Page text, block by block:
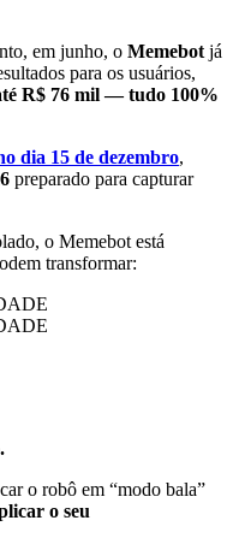
em junho, o Memebot já
para os usuários,
R$ 76 mil — tudo 100%
dia 15 de dezembro,
preparado para capturar
o Memebot está
transformar:
o robô em “modo bala”
o seu